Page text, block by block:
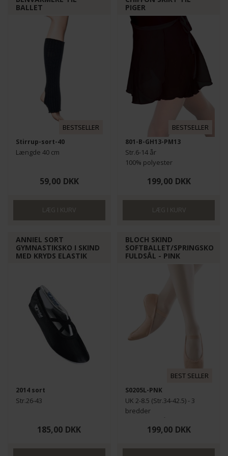
BALLET
BESTSELLER
Stirrup-sort-40
Længde 40 cm
59,00 DKK
PIGER
BESTSELLER
801-B-GH13-PM13
Str.6-14 år
100% polyester
199,00 DKK
ANNIEL SORT
GYMNASTIKSKO I SKIND
MED KRYDS ELASTIK
2014 sort
Str.26-43
185,00 DKK
BLOCH SKIND
SOFTBALLET/SPRINGSKO
FULDSÅL - PINK
BEST SELLER
S0205L-PNK
UK 2-8.5 (Str.34-42.5) - 3
bredder
FINDES OGSÅ I MINDRE
STØRRELSER HER
199,00 DKK